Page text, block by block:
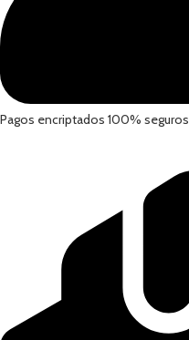
Pagos encriptados 100% seguros